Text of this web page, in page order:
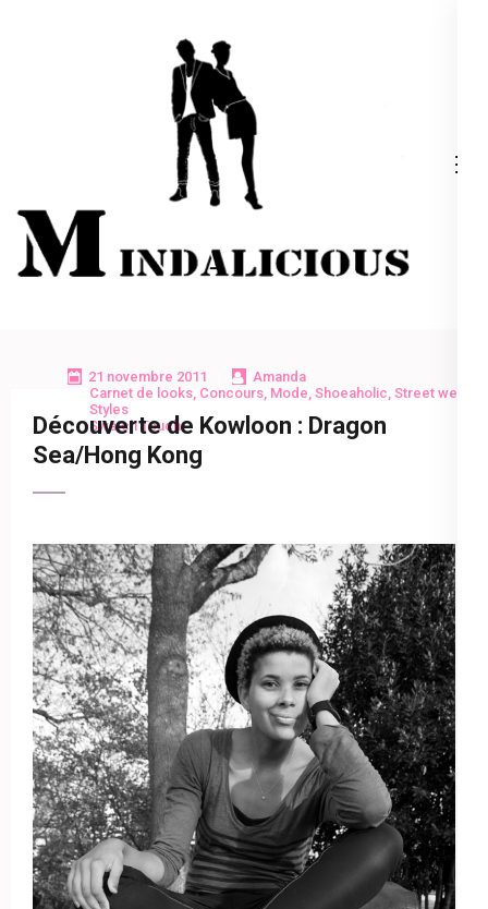
21 novembre 2011
Amanda
Carnet de looks, Concours, Mode, Shoeaholic, Street wear
Styles
Swatch Touch
Découverte de Kowloon : Dragon
Sea/Hong Kong